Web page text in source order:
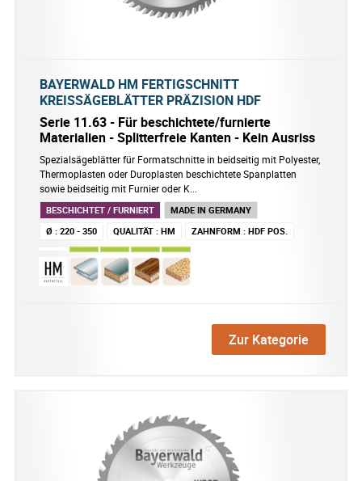
BAYERWALD HM FERTIGSCHNITT
KREISSÄGEBLÄTTER PRÄZISION HDF
Serie 11.63 - Für beschichtete/furnierte
Materialien - Splitterfreie Kanten - Kein Ausriss
Spezialsägeblätter für Formatschnitte in beidseitig mit Polyester,
Thermoplasten oder Duroplasten beschichtete Spanplatten
sowie beidseitig mit Furnier oder K...
BESCHICHTET / FURNIERT
MADE IN GERMANY
Ø : 220 - 350 QUALITÄT : HM ZAHNFORM : HDF POS.
Zur Kategorie